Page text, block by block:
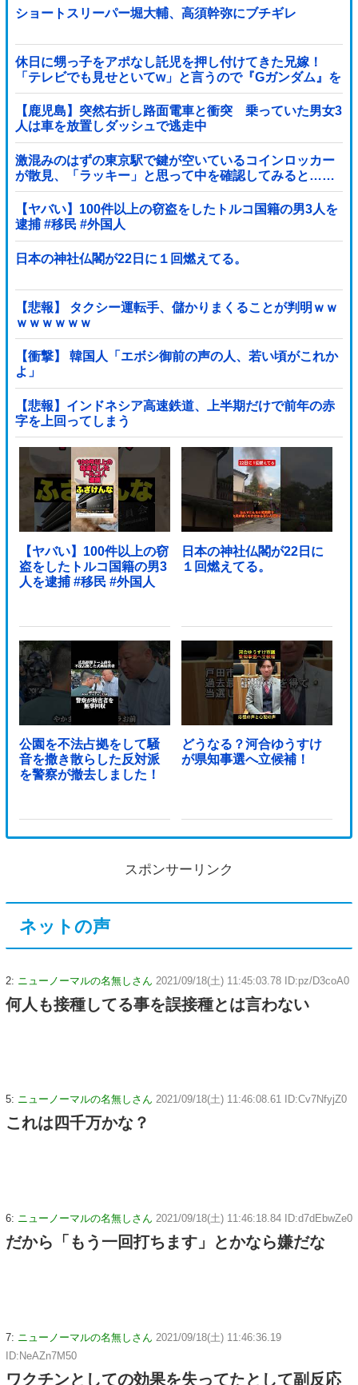
ショートスリーパー堀大輔、高須幹弥にブチギレ
休日に甥っ子をアポなし託児を押し付けてきた兄嫁！
「テレビでも見せといてw」と言うので『Gガンダム』を
一気見させた結果……甥っ子が重度の中二病を発症して
家で大暴れｗｗ
【鹿児島】突然右折し路面電車と衝突 乗っていた男女3
人は車を放置しダッシュで逃走中
激混みのはずの東京駅で鍵が空いているコインロッカー
が散見、「ラッキー」と思って中を確認してみると……
【ヤバい】100件以上の窃盗をしたトルコ国籍の男3人を
逮捕 #移民 #外国人
日本の神社仏閣が22日に１回燃えてる。
【悲報】 タクシー運転手、儲かりまくることが判明ｗｗ
ｗｗｗｗｗｗ
【衝撃】 韓国人「エボシ御前の声の人、若い頃がこれか
よ」
【悲報】インドネシア高速鉄道、上半期だけで前年の赤
字を上回ってしまう
wwwwwwwwwwwwwwwwwwwwwwwwwwwwwwwwww
wwwwwwwwwww他
【ヤバい】100件以上の窃
盗をしたトルコ国籍の男3
人を逮捕 #移民 #外国人
日本の神社仏閣が22日に
１回燃えてる。
公園を不法占拠をして騒
音を撒き散らした反対派
を警察が撤去しました！
どうなる？河合ゆうすけ
が県知事選へ立候補！
スポンサーリンク
ネットの声
2: ニューノーマルの名無しさん 2021/09/18(土) 11:45:03.78 ID:pz/D3coA0
何人も接種してる事を誤接種とは言わない
5: ニューノーマルの名無しさん 2021/09/18(土) 11:46:08.61 ID:Cv7NfyjZ0
これは四千万かな？
6: ニューノーマルの名無しさん 2021/09/18(土) 11:46:18.84 ID:d7dEbwZe0
だから「もう一回打ちます」とかなら嫌だな
7: ニューノーマルの名無しさん 2021/09/18(土) 11:46:36.19
ID:NeAZn7M50
ワクチンとしての効果を失ってたとして副反応